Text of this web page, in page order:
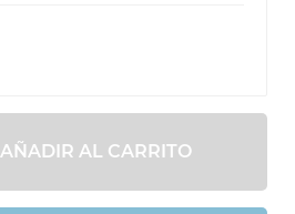
AÑADIR AL CARRITO